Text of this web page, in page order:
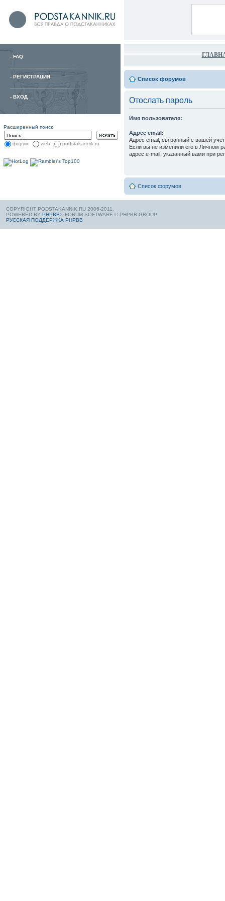
- FAQ
- РЕГИСТРАЦИЯ
- ВХОД
Расширенный поиск
форум web podstakannik.ru
Список форумов
Отослать пароль
Имя пользователя:
Адрес email:
Адрес email, связанный с вашей
Если вы не изменили его в Личном
адрес e-mail, указанный вами при
Список форумов
COPYRIGHT PODSTAKANNIK.RU 2006-2011.
POWERED BY PHPBB® FORUM SOFTWARE © PHPBB GROUP
РУССКАЯ ПОДДЕРЖКА PHPBB